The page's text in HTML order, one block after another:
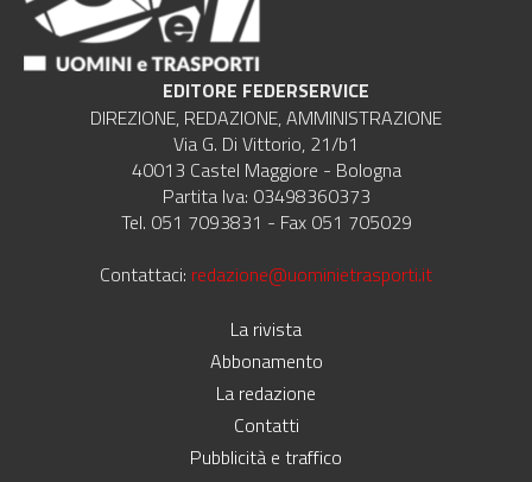
EDITORE FEDERSERVICE
DIREZIONE, REDAZIONE, AMMINISTRAZIONE
Via G. Di Vittorio, 21/b1
40013 Castel Maggiore - Bologna
Partita Iva: 03498360373
Tel. 051 7093831 - Fax 051 705029
Contattaci: redazione@uominietrasporti.it
La rivista
Abbonamento
La redazione
Contatti
Pubblicità e traffico